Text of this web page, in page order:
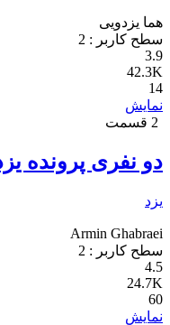
هما یزدویی
سطح کاربر : 2
3.9
42.3K
14
نمایش
2 قسمت
دو نفری پرونده
یزد
Armin Ghabraei
سطح کاربر : 2
4.5
24.7K
60
نمایش